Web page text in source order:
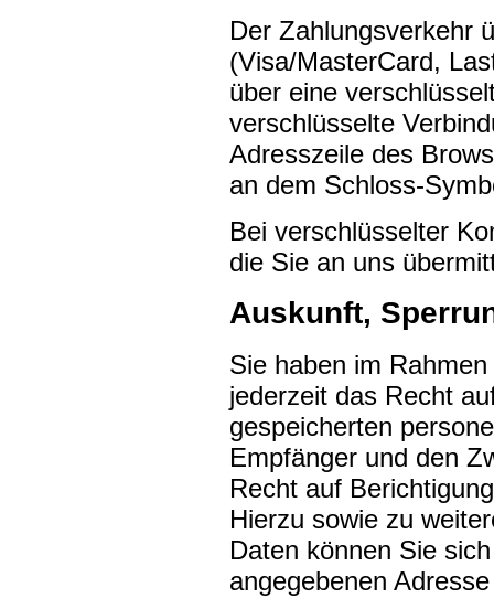
Der Zahlungsverkehr
(Visa/MasterCard,
über eine
verschlüsselte
Adresszeile des
an dem Schloss-
Bei verschlüsselter
die Sie an uns
Auskunft,
Sie haben im
jederzeit das Recht
gespeicherten
Empfänger und den
Recht auf
Hierzu sowie zu
Daten können Sie
angegebenen